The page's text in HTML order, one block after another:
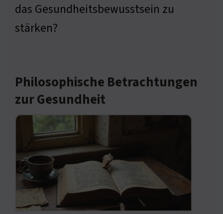
das Gesundheitsbewusstsein zu
stärken?
Philosophische Betrachtungen
zur Gesundheit